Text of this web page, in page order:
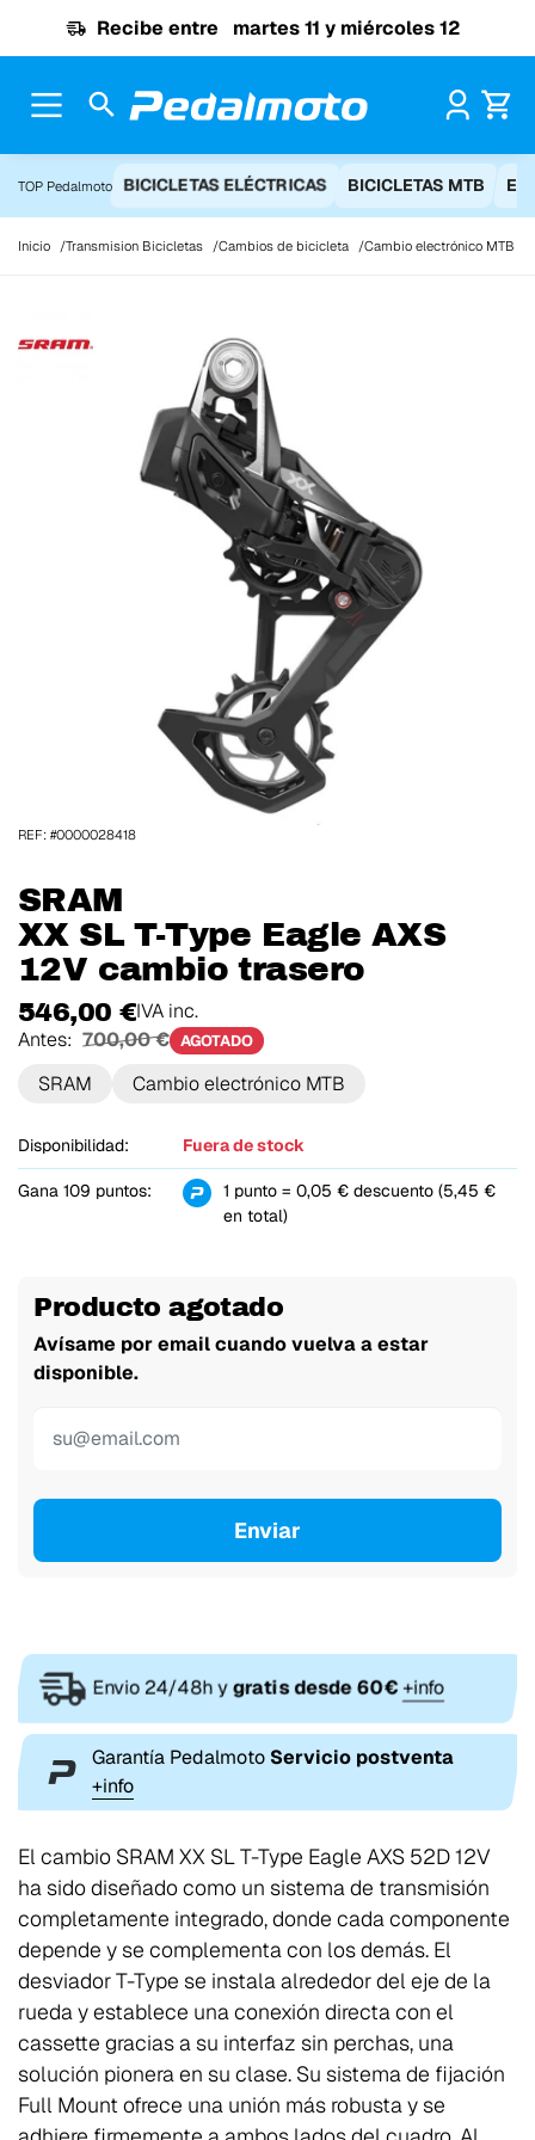
Recibe entre martes 11 y miércoles 12
TOP Pedalmoto BICICLETAS ELÉCTRICAS BICICLETAS MTB
Inicio Transmision Bicicletas Cambios de bicicleta Cambio electrónico MTB
SRAM
XX SL T-Type Eagle AXS
12V cambio trasero
546,00 €IVA inc.
Antes: 700,00 € AGOTADO
SRAM Cambio electrónico MTB
Disponibilidad: Fuera de stock
Gana 109 puntos:
1 punto = 0,05 € descuento (5,45 €
en total)
Producto agotado
Avísame por email cuando vuelva a estar
disponible.
Enviar
REF: #0000028418
Envio 24/48h ygratis desde 60€+info
Garantía Pedalmoto Servicio postventa
+info
El cambio SRAM XX SL T-Type Eagle AXS 52D 12V
ha sido diseñado como un sistema de transmisión
completamente integrado, donde cada componente
depende y se complementa con los demás. El
desviador T-Type se instala alrededor del eje de la
rueda y establece una conexión directa con el
cassette gracias a su interfaz sin perchas, una
solución pionera en su clase. Su sistema de fijación
Full Mount ofrece una unión más robusta y se